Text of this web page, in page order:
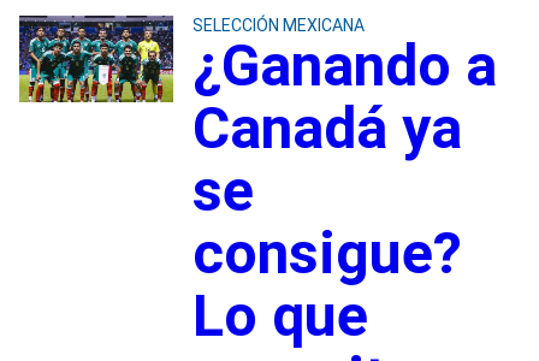
SELECCIÓN MEXICANA
¿Ganando a
Canadá ya
se
consigue?
Lo que